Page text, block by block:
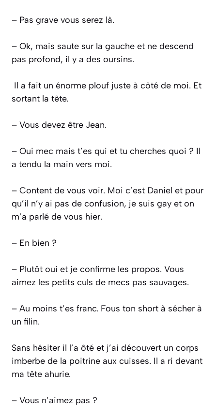
– Pas grave vous serez là.
– Ok, mais saute sur la gauche et ne descend
pas profond, il y a des oursins.
Il a fait un énorme plouf juste à côté de moi. Et
sortant la tête.
– Vous devez être Jean.
– Oui mec mais t’es qui et tu cherches quoi ? Il
a tendu la main vers moi.
– Content de vous voir. Moi c’est Daniel et pour
qu’il n’y ai pas de confusion, je suis gay et on
m’a parlé de vous hier.
– En bien ?
– Plutôt oui et je confirme les propos. Vous
aimez les petits culs de mecs pas sauvages.
– Au moins t’es franc. Fous ton short à sécher à
un filin.
Sans hésiter il l’a ôté et j’ai découvert un corps
imberbe de la poitrine aux cuisses. Il a ri devant
ma tête ahurie.
– Vous n’aimez pas ?